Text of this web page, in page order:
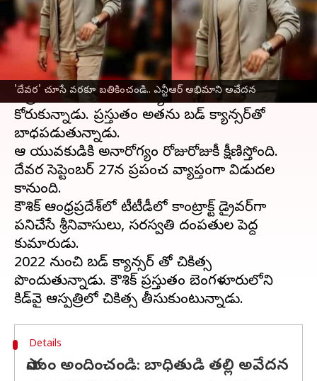
'దేవర' చూసే వరకూ బతికించండి.. ఎన్టీఆర్ అభిమాని అవేదన
వ్రాసిన వారు Jayachandra Akuri Sep 12, 2024 02:28 pm
ఈ వార్తాకథనం ఏంటి
19 ఏళ్ల యువకుడు కౌశిక్జూనియర్ ఎన్టీఆర్తాజా
చిత్రం "దేవర" విడుదలయ్యేలోపు తాను జీవించాలని
కోరుకున్నాడు. ప్రస్తుతం అతను బ్లడ్ క్యాన్సర్‌తో
బాధపడుతున్నాడు.
ఆ యువకుడికి అనారోగ్యం రోజురోజుకీ క్షీణిస్తోంది.
దేవర సెప్టెంబర్ 27న ప్రపంచ వ్యాప్తంగా విడుదల
కానుంది.
కౌశిక్ ఆంధ్రప్రదేశ్‌లో టీటీడీలో కాంట్రాక్ట్ డ్రైవర్‌గా
పనిచేసే శ్రీనివాసులు, సరస్వతి దంపతుల పెద్ద
కుమారుడు.
2022 నుంచి బ్లడ్ క్యాన్సర్ తో చికిత్స
పొందుతున్నాడు. కౌశిక్ ప్రస్తుతం బెంగళూరులోని
Details
సాయం అందించండి: బాధితుడి తల్లి అవేదన